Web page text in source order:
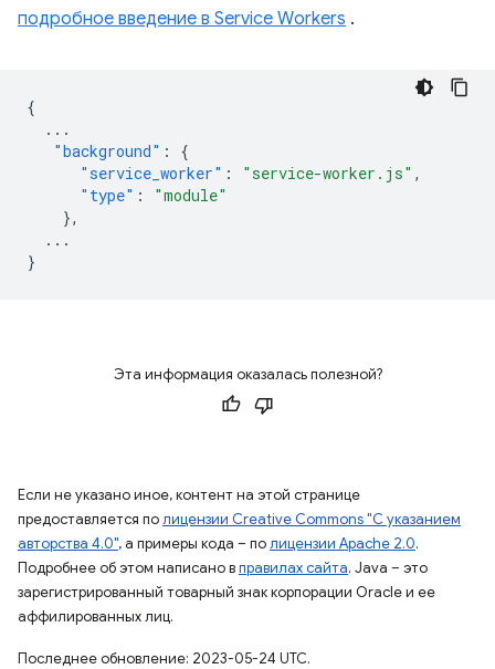
подробное введение в Service Workers .
{
...
"background" :
{
"service_worker" : "service-worker.js" ,
"type" :
"module"
},
...
}
Эта информация оказалась полезной?
Если не указано иное, контент на этой странице
предоставляется полицензии Creative Commons "С указанием
авторства 4.0", а примеры кода – полицензии Apache 2.0.
Подробнее об этом написано вправилах сайта. Java – это
зарегистрированный товарный знак корпорации Oracle и ее
аффилированных лиц.
Последнее обновление: 2023-05-24 UTC.